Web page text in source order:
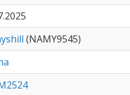
(NAMY9545)